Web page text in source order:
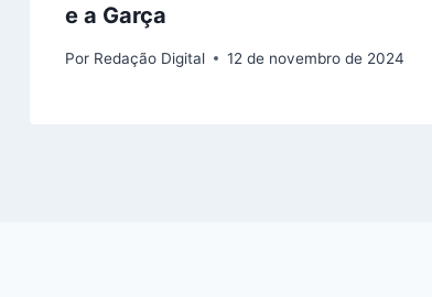
e a Garça
Por Redação Digital 12 de novembro de 2024